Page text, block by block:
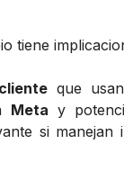
tiene
que
Meta y
si